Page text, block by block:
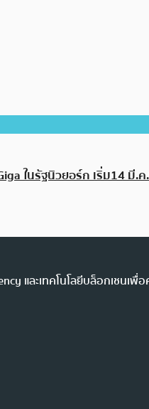
ในรัฐนิวยอร์ก เริ่ม14 มี.
และเทคโนโลยีบล็อกเชนเ